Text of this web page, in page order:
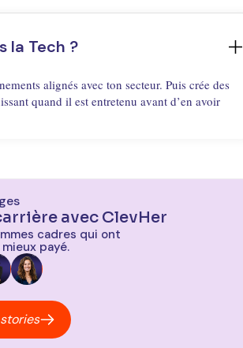
la Tech ?
alignés avec ton secteur. Puis crée des
quand il est entretenu avant d’en avoir
avec ClevHer
cadres qui ont
payé.